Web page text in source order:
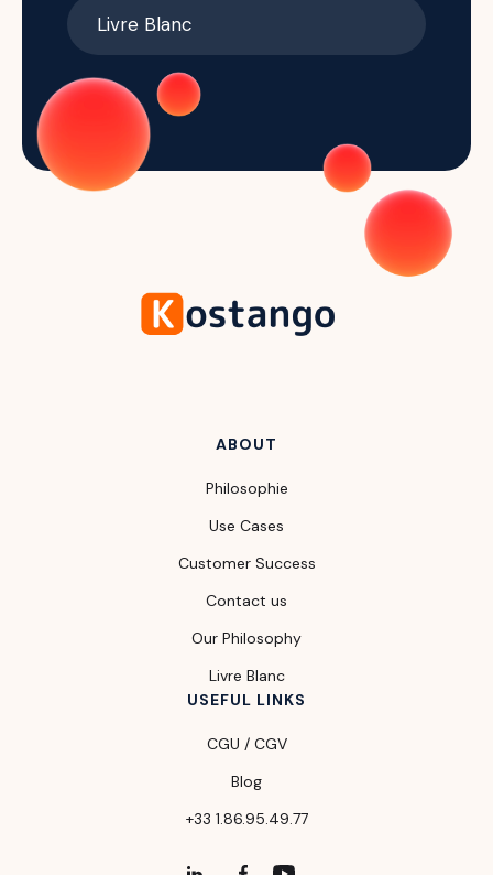
ABOUT
Philosophie
Use Cases
Customer Success
Contact us
Our Philosophy
Livre Blanc
USEFUL LINKS
CGU / CGV
Blog
+33 1.86.95.49.77